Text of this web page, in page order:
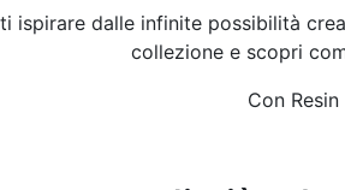
ispirare dalle infinite possibilità
collezione e scopri
Con